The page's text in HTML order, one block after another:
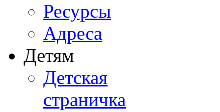
Ресурсы
Адреса
Детям
Детская
страничка